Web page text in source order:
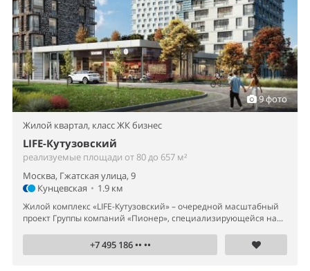
9 фото
Жилой квартал, класс ЖК бизнес
LIFE-Кутузовский
реализуемые площади от 80 до 657 м²
Москва, Гжатская улица, 9
Кунцевская • 1.9 км
Жилой комплекс «LIFE-Кутузовский» – очередной масштабный
проект Группы компаний «Пионер», специализирующейся на...
+7 495 186 •• ••